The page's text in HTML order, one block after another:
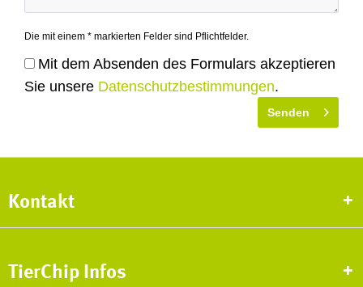
Die mit einem * markierten Felder sind Pflichtfelder.
Mit dem Absenden des Formulars akzeptieren
Sie unsere Datenschutzbestimmungen.
Senden
Kontakt
TierChip Infos